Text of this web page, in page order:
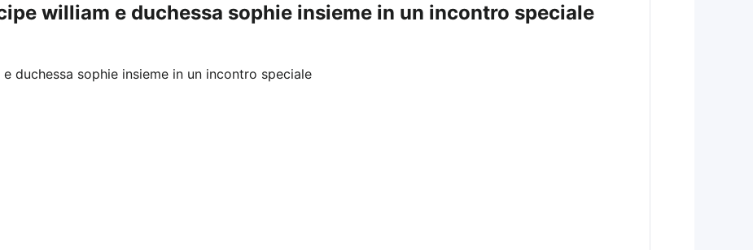
william e duchessa sophie insieme in un incontro speciale